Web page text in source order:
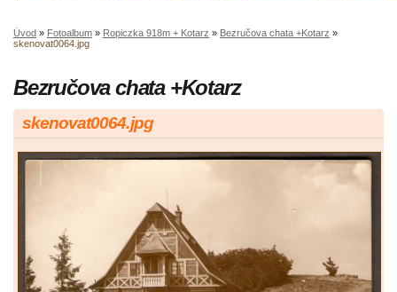
Úvod » Fotoalbum » Ropiczka 918m + Kotarz » Bezručova chata +Kotarz »
skenovat0064.jpg
Bezručova chata +Kotarz
skenovat0064.jpg